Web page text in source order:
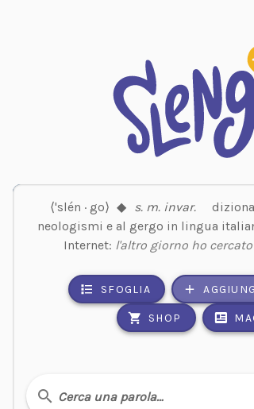
⟨'slén · go⟩ ◆ s. m. invar.
neologismi e al gergo in lingua
Internet: l'altro giorno ho cercato
SFOGLIA
SHOP
Cerca una parola…